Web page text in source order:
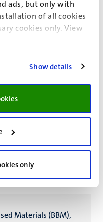
ads, but only with
of all cookies
cookies only. View
Show details
only
Materials (BBM),